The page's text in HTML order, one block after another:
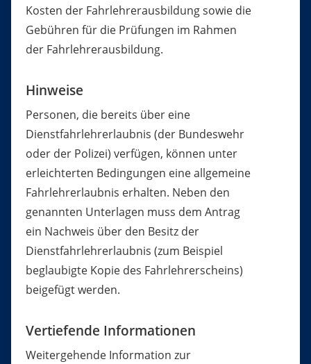
Kosten der Fahrlehrerausbildung sowie die
Gebühren für die Prüfungen im Rahmen
der Fahrlehrerausbildung.
Hinweise
Personen, die bereits über eine
Dienstfahrlehrerlaubnis (der Bundeswehr
oder der Polizei) verfügen, können unter
erleichterten Bedingungen eine allgemeine
Fahrlehrerlaubnis erhalten. Neben den
genannten Unterlagen muss dem Antrag
ein Nachweis über den Besitz der
Dienstfahrlehrerlaubnis (zum Beispiel
beglaubigte Kopie des Fahrlehrerscheins)
beigefügt werden.
Vertiefende Informationen
Weitergehende Information zur